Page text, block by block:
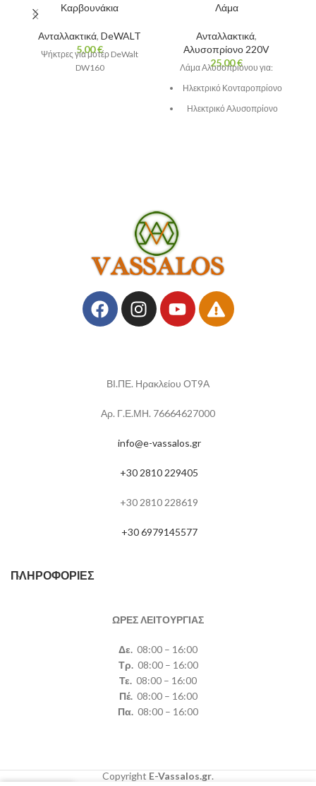
Καρβουνάκια
Ανταλλακτικά, DeWALT
5,00€
Ψήκτρες για μοτέρ DeWalt
DW160
Λάμα
Ανταλλακτικά,
Αλυσοπρίονο 220V
25,00€
Λάμα Αλυσοπριόνου για:
Ηλεκτρικό Κονταροπρίονο
Ηλεκτρικό Αλυσοπρίονο
ΒΙ.ΠΕ. Ηρακλείου ΟΤ9Α
Αρ. Γ.Ε.ΜΗ. 76664627000
info@e-vassalos.gr
+30 2810 229405
+30 2810 228619
+30 6979145577
ΠΛΗΡΟΦΟΡΊΕΣ
ΩΡΕΣ ΛΕΙΤΟΥΡΓΙΑΣ
Δε. 08:00 – 16:00
Τρ. 08:00 – 16:00
Τε. 08:00 – 16:00
Πέ.08:00 – 16:00
Πα. 08:00 – 16:00
Copyright E-Vassalos.gr.